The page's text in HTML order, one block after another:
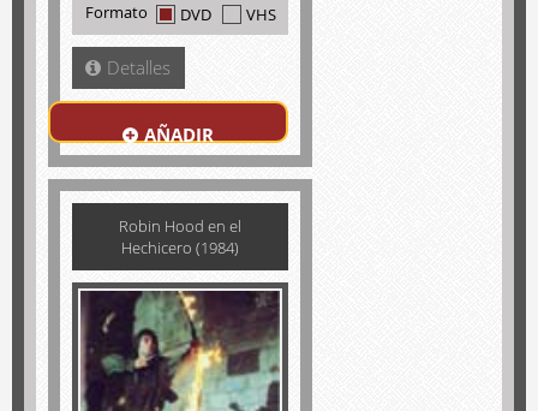
Formato DVD VHS
Detalles
AÑADIR
Robin Hood en el
Hechicero (1984)